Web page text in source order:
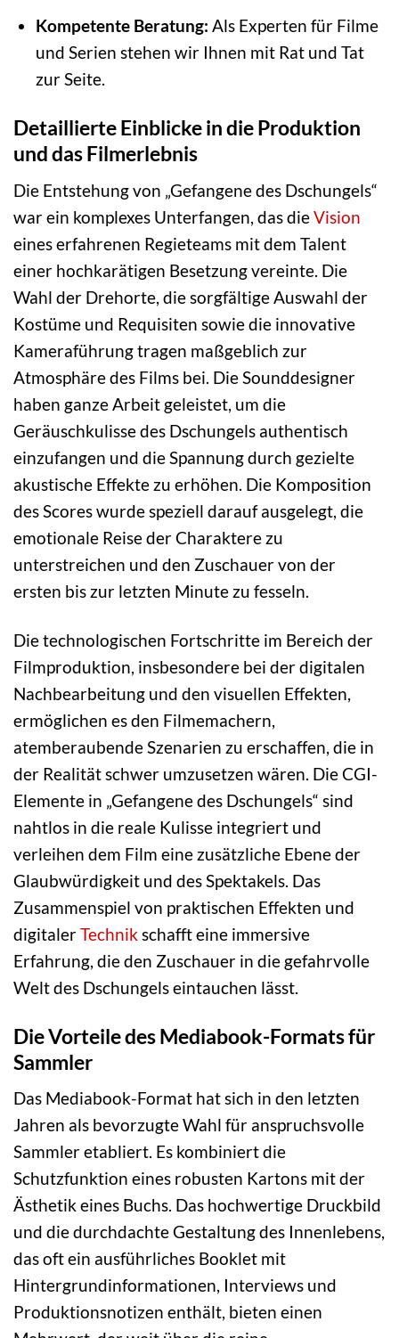
Kompetente Beratung: Als Experten für Filme
und Serien stehen wir Ihnen mit Rat und Tat
zur Seite.
Detaillierte Einblicke in die Produktion
und das Filmerlebnis
Die Entstehung von „Gefangene des Dschungels“
war ein komplexes Unterfangen, das dieVision
eines erfahrenen Regieteams mit dem Talent
einer hochkarätigen Besetzung vereinte. Die
Wahl der Drehorte, die sorgfältige Auswahl der
Kostüme und Requisiten sowie die innovative
Kameraführung tragen maßgeblich zur
Atmosphäre des Films bei. Die Sounddesigner
haben ganze Arbeit geleistet, um die
Geräuschkulisse des Dschungels authentisch
einzufangen und die Spannung durch gezielte
akustische Effekte zu erhöhen. Die Komposition
des Scores wurde speziell darauf ausgelegt, die
emotionale Reise der Charaktere zu
unterstreichen und den Zuschauer von der
ersten bis zur letzten Minute zu fesseln.
Die technologischen Fortschritte im Bereich der
Filmproduktion, insbesondere bei der digitalen
Nachbearbeitung und den visuellen Effekten,
ermöglichen es den Filmemachern,
atemberaubende Szenarien zu erschaffen, die in
der Realität schwer umzusetzen wären. Die CGI-
Elemente in „Gefangene des Dschungels“ sind
nahtlos in die reale Kulisse integriert und
verleihen dem Film eine zusätzliche Ebene der
Glaubwürdigkeit und des Spektakels. Das
Zusammenspiel von praktischen Effekten und
digitalerTechnikschafft eine immersive
Erfahrung, die den Zuschauer in die gefahrvolle
Welt des Dschungels eintauchen lässt.
Die Vorteile des Mediabook-Formats für
Sammler
Das Mediabook-Format hat sich in den letzten
Jahren als bevorzugte Wahl für anspruchsvolle
Sammler etabliert. Es kombiniert die
Schutzfunktion eines robusten Kartons mit der
Ästhetik eines Buchs. Das hochwertige Druckbild
und die durchdachte Gestaltung des Innenlebens,
das oft ein ausführliches Booklet mit
Hintergrundinformationen, Interviews und
Produktionsnotizen enthält, bieten einen